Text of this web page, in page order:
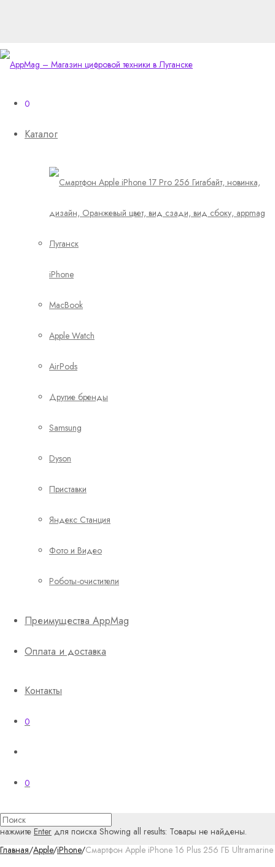
0
Каталог
iPhone
MacBook
Apple Watch
AirPods
Другие бренды
Samsung
Dyson
Приставки
Яндекс Станция
Фото и Видео
Роботы-очистители
Преимущества AppMag
Оплата и доставка
Контакты
0
0
нажмите Enter для поиска Showing all results: Товары не найдены.
Главная/Apple/iPhone/Смартфон Apple iPhone 16 Plus 256 ГБ Ultramarine